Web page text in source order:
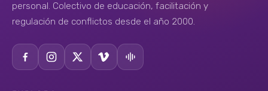
personal. Colectivo de educación, facilitación y
regulación de conflictos desde el año 2000.